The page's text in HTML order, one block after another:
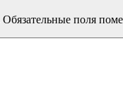
Обязательные поля